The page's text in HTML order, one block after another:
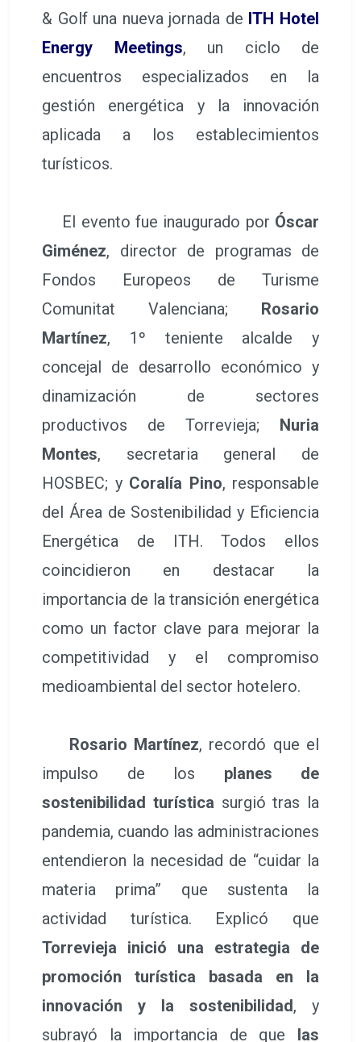
& Golf una nueva jornada de ITH Hotel
Energy Meetings, un ciclo de
encuentros especializados en la
gestión energética y la innovación
aplicada a los establecimientos
turísticos.
El evento fue inaugurado por Óscar
Giménez, director de programas de
Fondos Europeos de Turisme
Comunitat Valenciana; Rosario
Martínez, 1º teniente alcalde y
concejal de desarrollo económico y
dinamización de sectores
productivos de Torrevieja; Nuria
Montes, secretaria general de
HOSBEC; y Coralía Pino, responsable
del Área de Sostenibilidad y Eficiencia
Energética de ITH. Todos ellos
coincidieron en destacar la
importancia de la transición energética
como un factor clave para mejorar la
competitividad y el compromiso
medioambiental del sector hotelero.
Rosario Martínez, recordó que el
impulso de los planes de
sostenibilidad turística surgió tras la
pandemia, cuando las administraciones
entendieron la necesidad de “cuidar la
materia prima” que sustenta la
actividad turística. Explicó que
Torrevieja inició una estrategia de
promoción turística basada en la
innovación y la sostenibilidad, y
subrayó la importancia de que las